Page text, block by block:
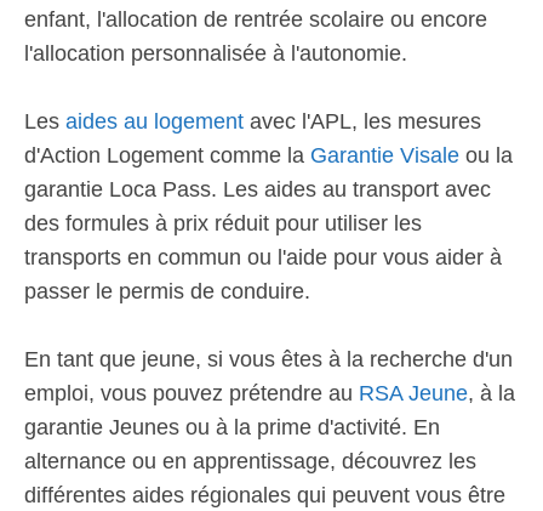
enfant, l'allocation de rentrée scolaire ou encore
l'allocation personnalisée à l'autonomie.
Les aides au logement avec l'APL, les mesures
d'Action Logement comme la Garantie Visale ou la
garantie Loca Pass. Les aides au transport avec
des formules à prix réduit pour utiliser les
transports en commun ou l'aide pour vous aider à
passer le permis de conduire.
En tant que jeune, si vous êtes à la recherche d'un
emploi, vous pouvez prétendre au RSA Jeune, à la
garantie Jeunes ou à la prime d'activité. En
alternance ou en apprentissage, découvrez les
différentes aides régionales qui peuvent vous être